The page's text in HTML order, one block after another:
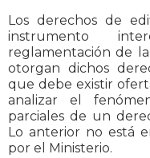
Los derechos de
instrumento
reglamentación de
otorgan dichos
que debe existir
analizar el
parciales de un
Lo anterior no está
por el Ministerio.